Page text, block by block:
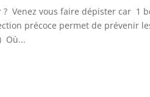
? Venez vous faire dépister car 1
précoce permet de prévenir
Où...